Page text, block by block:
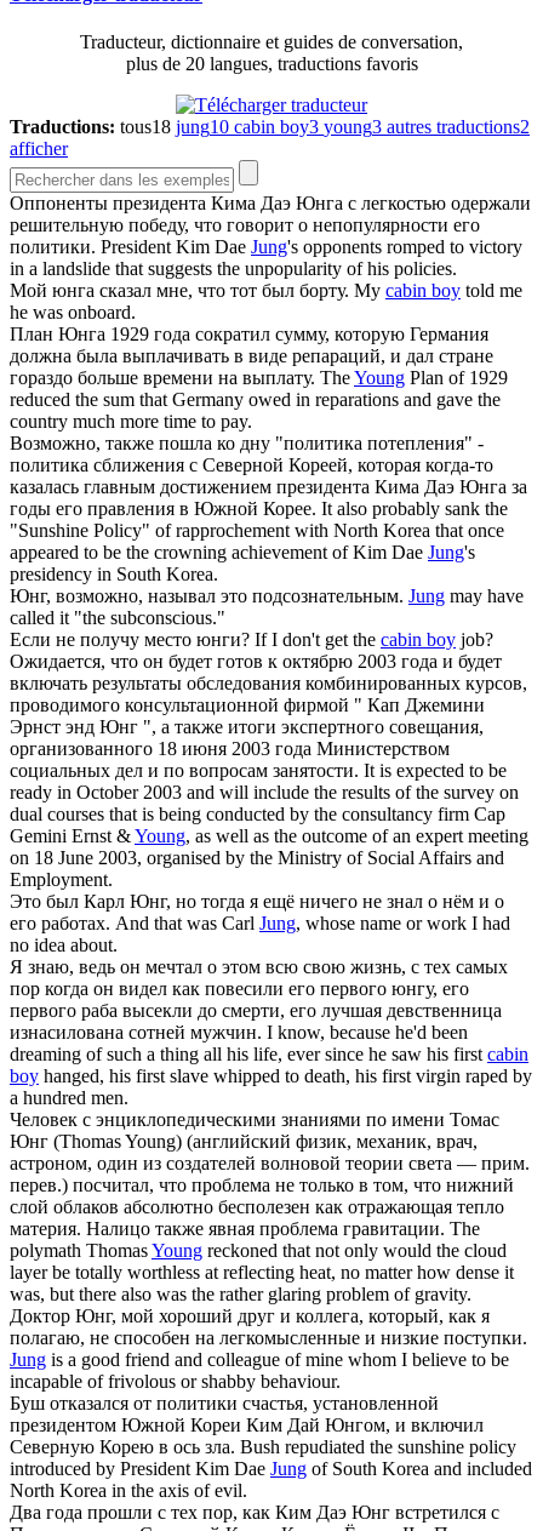
Traducteur, dictionnaire et guides de conversation,
plus de 20 langues, traductions favoris
Traductions: tous18 jung10 cabin boy3 young3 autres traductions2
afficher
Оппоненты президента Кима Даэ Юнга с легкостью одержали
решительную победу, что говорит о непопулярности его
политики. President Kim Dae Jung's opponents romped to victory
in a landslide that suggests the unpopularity of his policies.
Мой юнга сказал мне, что тот был борту. My cabin boy told me
he was onboard.
План Юнга 1929 года сократил сумму, которую Германия
должна была выплачивать в виде репараций, и дал стране
гораздо больше времени на выплату. TheYoung Plan of 1929
reduced the sum that Germany owed in reparations and gave the
country much more time to pay.
Возможно, также пошла ко дну "политика потепления" -
политика сближения с Северной Кореей, которая когда-то
казалась главным достижением президента Кима Даэ Юнга за
годы его правления в Южной Корее. It also probably sank the
"Sunshine Policy" of rapprochement with North Korea that once
appeared to be the crowning achievement of Kim Dae Jung's
presidency in South Korea.
Юнг, возможно, называл это подсознательным. Jung may have
called it "the subconscious."
Если не получу место юнги? If I don't get the cabin boy job?
Ожидается, что он будет готов к октябрю 2003 года и будет
включать результаты обследования комбинированных курсов,
проводимого консультационной фирмой " Кап Джемини
Эрнст энд Юнг ", а также итоги экспертного совещания,
организованного 18 июня 2003 года Министерством
социальных дел и по вопросам занятости. It is expected to be
ready in October 2003 and will include the results of the survey on
dual courses that is being conducted by the consultancy firm Cap
Gemini Ernst &Young, as well as the outcome of an expert meeting
on 18 June 2003, organised by the Ministry of Social Affairs and
Employment.
Это был Карл Юнг, но тогда я ещё ничего не знал о нём и о
его работах. And that was Carl Jung, whose name or work I had
no idea about.
Я знаю, ведь он мечтал о этом всю свою жизнь, с тех самых
пор когда он видел как повесили его первого юнгу, его
первого раба высекли до смерти, его лучшая девственница
изнасилована сотней мужчин. I know, because he'd been
dreaming of such a thing all his life, ever since he saw his firstcabin
boy hanged, his first slave whipped to death, his first virgin raped by
a hundred men.
Человек с энциклопедическими знаниями по имени Томас
Юнг (Thomas Young) (английский физик, механик, врач,
астроном, один из создателей волновой теории света — прим.
перев.) посчитал, что проблема не только в том, что нижний
слой облаков абсолютно бесполезен как отражающая тепло
материя. Налицо также явная проблема гравитации. The
polymath ThomasYoung reckoned that not only would the cloud
layer be totally worthless at reflecting heat, no matter how dense it
was, but there also was the rather glaring problem of gravity.
Доктор Юнг, мой хороший друг и коллега, который, как я
полагаю, не способен на легкомысленные и низкие поступки.
Jung is a good friend and colleague of mine whom I believe to be
incapable of frivolous or shabby behaviour.
Буш отказался от политики счастья, установленной
президентом Южной Кореи Ким Дай Юнгом, и включил
Северную Корею в ось зла. Bush repudiated the sunshine policy
introduced by President Kim Dae Jung of South Korea and included
North Korea in the axis of evil.
Два года прошли с тех пор, как Ким Даэ Юнг встретился с